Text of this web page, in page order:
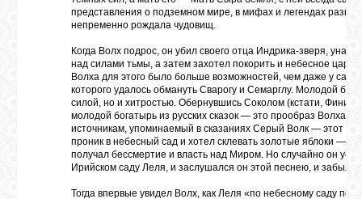
представления о подземном мире, в мифах и легендах
непременно рождала чудовищ.
Когда Волх подрос, он убил своего отца Индрика-зверя,
над силами тьмы, а затем захотел покорить и небесное
Волха для этого было больше возможностей, чем даже у
которого удалось обмануть Сварогу и Семарглу. Молодой бог
силой, но и хитростью. Обернувшись Соколом (кстати,
молодой богатырь из русских сказок — это прообраз Волха.
источникам, упоминаемый в сказаниях Серый Волк — этот же
проник в небесный сад и хотел склевать золотые яблоки —
получал бессмертие и власть над Миром. Но случайно он
Ирийском саду Леля, и заслушался он этой песнею, и забыл
Тогда впервые увидел Волх, как Леля «по небесному саду